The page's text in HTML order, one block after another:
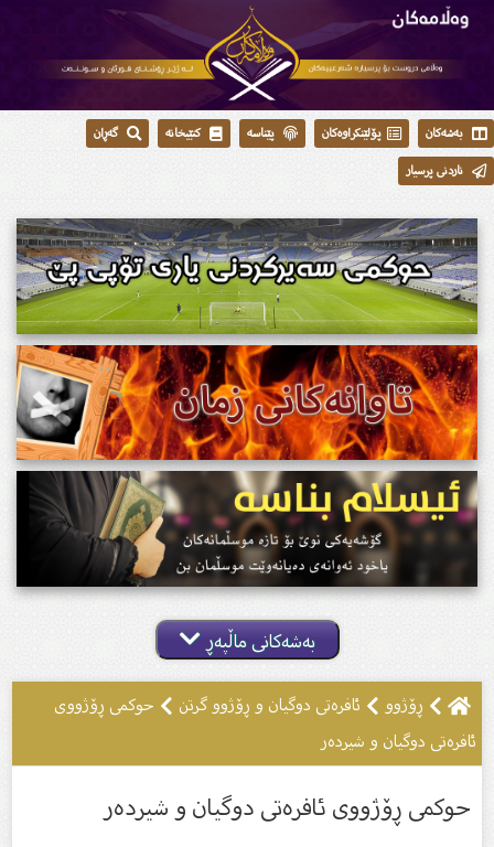
بەشەکان پۆلێنکراوەکان پێناسە کتێبخانە
گەڕان
ناردنی پرسیار
بەشەکانی ماڵپەڕ
ڕۆژوو ئافرەتى دوگیان و ڕۆژوو گرتن
حوكمی ڕۆژووی
ئافرەتی دوگیان و شیردەر
حوكمی ڕۆژووی ئافرەتی دوگیان و شیردەر